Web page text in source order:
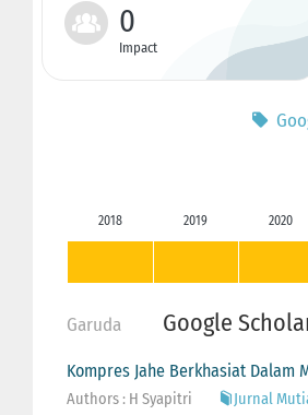
0
Impact
2018 2019 2020
Garuda Google
Kompres Jahe Berkhasiat Dalam
Authors : H Syapitri
Jurnal